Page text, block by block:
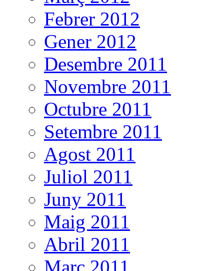
Febrer 2012
Gener 2012
Desembre 2011
Novembre 2011
Octubre 2011
Setembre 2011
Agost 2011
Juliol 2011
Juny 2011
Maig 2011
Abril 2011
Març 2011